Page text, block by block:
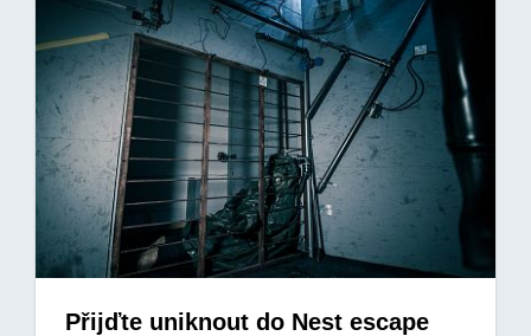
Přijďte uniknout do Nest escape